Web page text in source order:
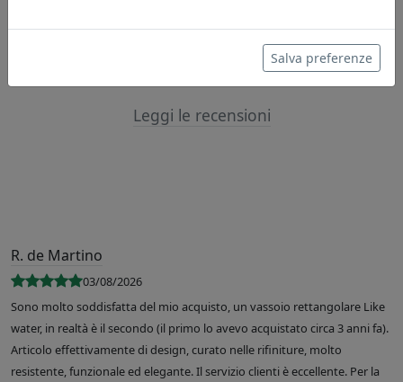
Leggi le recensioni
R. de Martino
03/08/2026
Sono molto soddisfatta del mio acquisto, un vassoio rettangolare Like
water, in realtà è il secondo (il primo lo avevo acquistato circa 3 anni fa).
Articolo effettivamente di design, curato nelle rifiniture, molto
resistente, funzionale ed elegante. Il servizio clienti è eccellente. Per la
Salva preferenze